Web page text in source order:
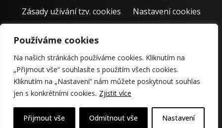
Používáme cookies
Na našich stránkách používáme cookies. Kliknutím na
„Přijmout vše“ souhlasíte s použitím všech cookies.
Kliknutím na „Nastavení“ nám můžete poskytnout souhlas
jen s konkrétními cookies. Zjistit více
Nastavení
Odmítnout vše
Přijmout vše
Zásady užívání tzv. cookies
Nastavení cookies
© 2011 – 2026 Jiří Rostecký | Inspiruje české podnikatele už 15
krásných let.